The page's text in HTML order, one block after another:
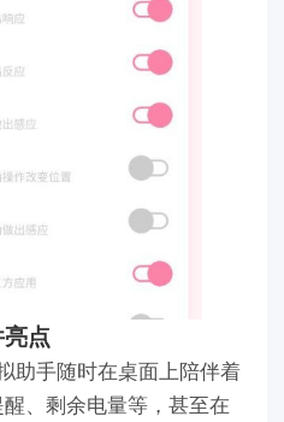
点
助手随时在桌面上陪伴着
、剩余电量等，甚至在